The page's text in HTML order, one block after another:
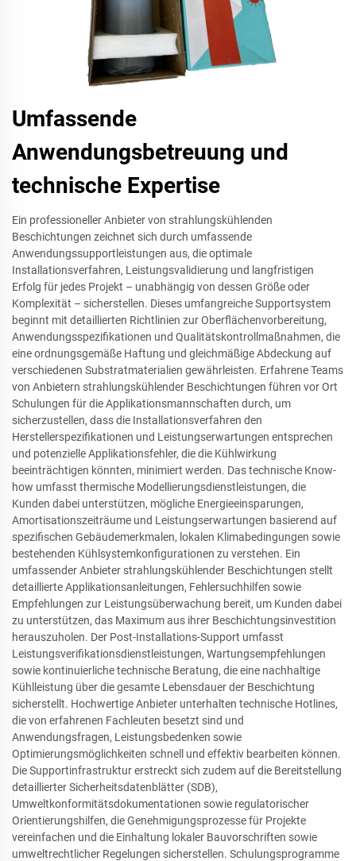
Umfassende
Anwendungsbetreuung und
technische Expertise
Ein professioneller Anbieter von strahlungskühlenden
Beschichtungen zeichnet sich durch umfassende
Anwendungssupportleistungen aus, die optimale
Installationsverfahren, Leistungsvalidierung und langfristigen
Erfolg für jedes Projekt – unabhängig von dessen Größe oder
Komplexität – sicherstellen. Dieses umfangreiche Supportsystem
beginnt mit detaillierten Richtlinien zur Oberflächenvorbereitung,
Anwendungsspezifikationen und Qualitätskontrollmaßnahmen, die
eine ordnungsgemäße Haftung und gleichmäßige Abdeckung auf
verschiedenen Substratmaterialien gewährleisten. Erfahrene Teams
von Anbietern strahlungskühlender Beschichtungen führen vor Ort
Schulungen für die Applikationsmannschaften durch, um
sicherzustellen, dass die Installationsverfahren den
Herstellerspezifikationen und Leistungserwartungen entsprechen
und potenzielle Applikationsfehler, die die Kühlwirkung
beeinträchtigen könnten, minimiert werden. Das technische Know-
how umfasst thermische Modellierungsdienstleistungen, die
Kunden dabei unterstützen, mögliche Energieeinsparungen,
Amortisationszeiträume und Leistungserwartungen basierend auf
spezifischen Gebäudemerkmalen, lokalen Klimabedingungen sowie
bestehenden Kühlsystemkonfigurationen zu verstehen. Ein
umfassender Anbieter strahlungskühlender Beschichtungen stellt
detaillierte Applikationsanleitungen, Fehlersuchhilfen sowie
Empfehlungen zur Leistungsüberwachung bereit, um Kunden dabei
zu unterstützen, das Maximum aus ihrer Beschichtungsinvestition
herauszuholen. Der Post-Installations-Support umfasst
Leistungsverifikationsdienstleistungen, Wartungsempfehlungen
sowie kontinuierliche technische Beratung, die eine nachhaltige
Kühlleistung über die gesamte Lebensdauer der Beschichtung
sicherstellt. Hochwertige Anbieter unterhalten technische Hotlines,
die von erfahrenen Fachleuten besetzt sind und
Anwendungsfragen, Leistungsbedenken sowie
Optimierungsmöglichkeiten schnell und effektiv bearbeiten können.
Die Supportinfrastruktur erstreckt sich zudem auf die Bereitstellung
detaillierter Sicherheitsdatenblätter (SDB),
Umweltkonformitätsdokumentationen sowie regulatorischer
Orientierungshilfen, die Genehmigungsprozesse für Projekte
vereinfachen und die Einhaltung lokaler Bauvorschriften sowie
umweltrechtlicher Regelungen sicherstellen. Schulungsprogramme